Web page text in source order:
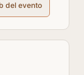
del evento